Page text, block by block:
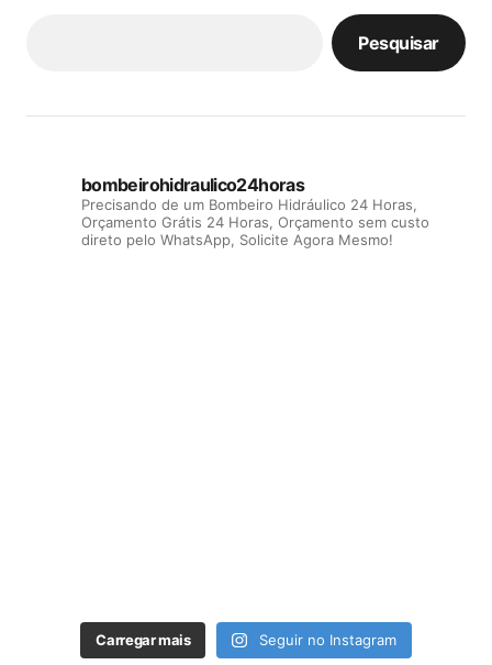
Pesquisar
bombeirohidraulico24horas
Precisando de um Bombeiro Hidráulico 24 Horas,
Orçamento Grátis 24 Horas, Orçamento sem custo
direto pelo WhatsApp, Solicite Agora Mesmo!
Carregar mais Seguir no Instagram